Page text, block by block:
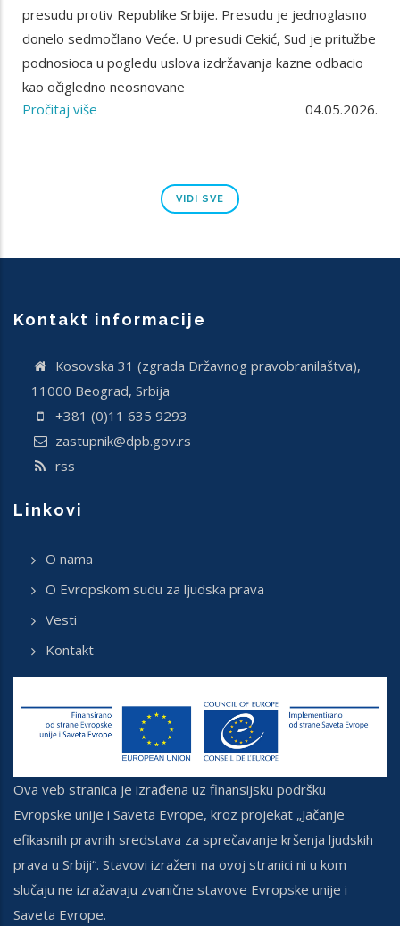
presudu protiv Republike Srbije. Presudu je jednoglasno
donelo sedmočlano Veće. U presudi Cekić, Sud je pritužbe
podnosioca u pogledu uslova izdržavanja kazne odbacio
kao očigledno neosnovane
04.05.2026.
Pročitaj više
VIDI SVE
Kontakt informacije
Кosovska 31 (zgrada Državnog pravobranilaštva),
11000 Beograd, Srbija
+381 (0)11 635 9293
zastupnik@dpb.gov.rs
rss
Linkovi
O nama
O Evropskom sudu za ljudska prava
Vesti
Kontakt
Ova veb stranica je izrađena uz finansijsku podršku
Evropske unije i Saveta Evrope, kroz projekat „Jačanje
efikasnih pravnih sredstava za sprečavanje kršenja ljudskih
prava u Srbiji“. Stavovi izraženi na ovoj stranici ni u kom
slučaju ne izražavaju zvanične stavove Evropske unije i
Saveta Evrope.